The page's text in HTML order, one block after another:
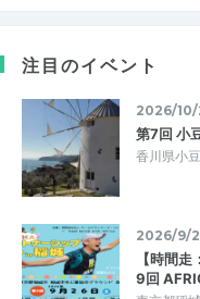
注目のイベント
2026/
第7回 小
香川県小
2026/9/
【時間
9回